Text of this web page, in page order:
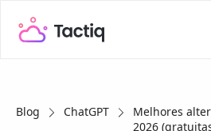
Blog ChatGPT
Melhores
2026